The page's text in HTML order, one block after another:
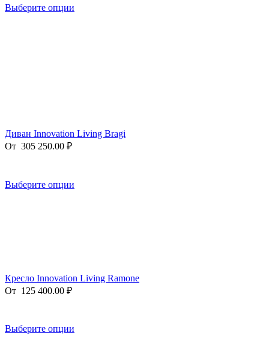
Выберите опции
Диван Innovation Living Bragi
От 305 250.00 ₽
Выберите опции
Кресло Innovation Living Ramone
От 125 400.00 ₽
Выберите опции